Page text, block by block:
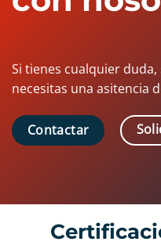
Si tienes cualquier
necesitas una asitencia
Contactar